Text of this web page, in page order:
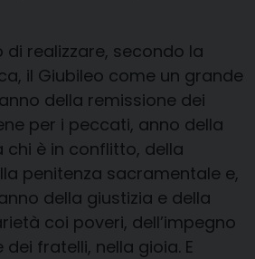
realizzare, secondo la
il Giubileo come un grande
della remissione dei
per i peccati, anno della
chi è in conflitto, della
penitenza sacramentale e,
della giustizia e della
coi poveri, dell’impegno
dei fratelli, nella gioia. E